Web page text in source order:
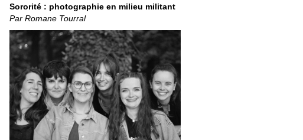
Sororité : photographie en milieu militant
Par Romane Tourral